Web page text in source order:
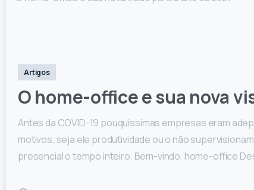
Artigos
O home-office e sua nova
Antes da COVID-19 pouquíssimas empresas eram
motivos, seja ele produtividade ou o não
presencial o tempo inteiro. Bem-vindo, home-office